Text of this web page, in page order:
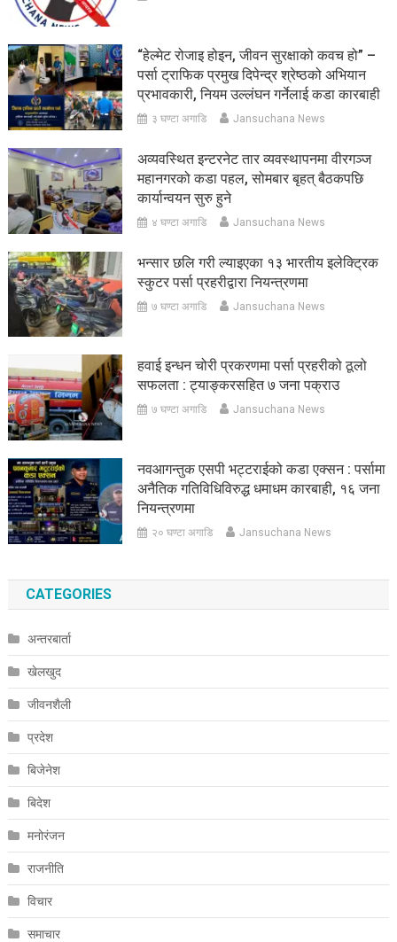
“हेल्मेट रोजाइ होइन, जीवन सुरक्षाको कवच हो” –
पर्सा ट्राफिक प्रमुख दिपेन्द्र श्रेष्ठको अभियान
प्रभावकारी, नियम उल्लंघन गर्नेलाई कडा कारबाही
३ घण्टा अगाडि Jansuchana News
अव्यवस्थित इन्टरनेट तार व्यवस्थापनमा वीरगञ्ज
महानगरको कडा पहल, सोमबार बृहत् बैठकपछि
कार्यान्वयन सुरु हुने
४ घण्टा अगाडि Jansuchana News
भन्सार छलि गरी ल्याइएका १३ भारतीय इलेक्ट्रिक
स्कुटर पर्सा प्रहरीद्वारा नियन्त्रणमा
७ घण्टा अगाडि Jansuchana News
हवाई इन्धन चोरी प्रकरणमा पर्सा प्रहरीको ठूलो
सफलता : ट्याङ्करसहित ७ जना पक्राउ
७ घण्टा अगाडि Jansuchana News
नवआगन्तुक एसपी भट्टराईको कडा एक्सन : पर्सामा
अनैतिक गतिविधिविरुद्ध धमाधम कारबाही, १६ जना
नियन्त्रणमा
२० घण्टा अगाडि Jansuchana News
CATEGORIES
अन्तरबार्ता
खेलखुद
जीवनशैली
प्रदेश
बिजेनेश
बिदेश
मनोरंजन
राजनीति
विचार
समाचार